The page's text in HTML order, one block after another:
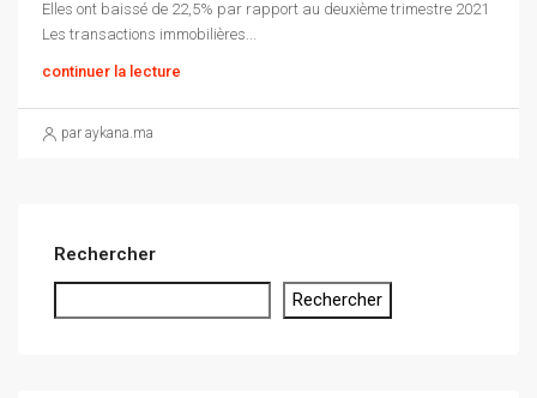
Elles ont baissé de 22,5% par rapport au deuxième trimestre 2021
Les transactions immobilières...
continuer la lecture
par aykana.ma
Rechercher
Rechercher